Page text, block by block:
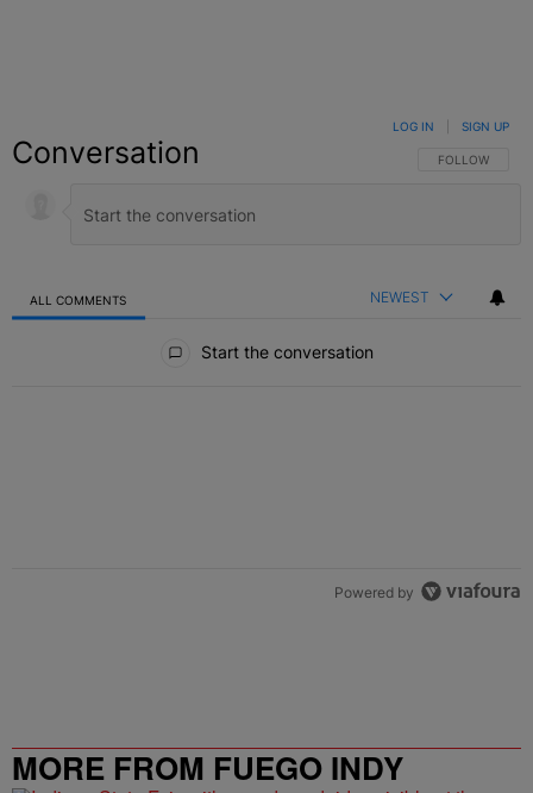
Conversation FOLLOW THIS
FOLLOW
LOG IN SIGN UP
ALL COMMENTS NEWEST
Start the conversation
Powered by
MORE FROM FUEGO INDY